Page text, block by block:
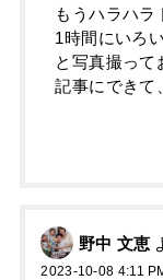
もうハラハラ
1時間にいろ
と写真撮って
記事にできて
野中 文恵
2023-10-08 4:11